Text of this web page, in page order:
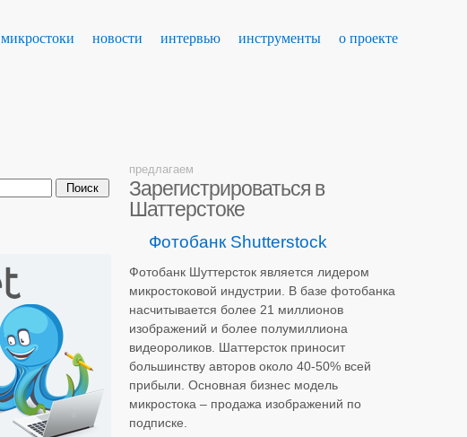
микростоки новости интервью инструменты о проекте
предлагаем
Зарегистрироваться в
Шаттерстоке
Фотобанк Shutterstock
Фотобанк Шуттерсток является лидером
микростоковой индустрии. В базе фотобанка
насчитывается более 21 миллионов
изображений и более полумиллиона
видеороликов. Шаттерсток приносит
большинству авторов около 40-50% всей
прибыли. Основная бизнес модель
микростока – продажа изображений по
подписке.